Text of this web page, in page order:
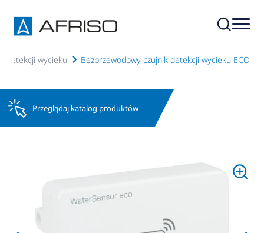
detekcji wycieku Bezprzewodowy czujnik detekcji wycieku ECO
Przeglądaj katalog produktów